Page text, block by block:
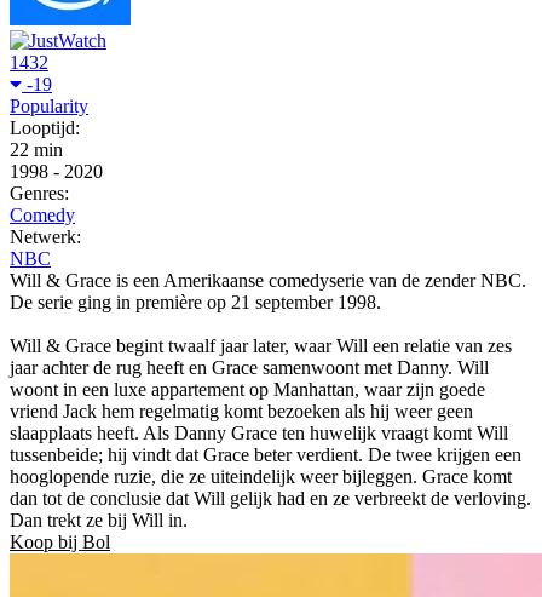
1432
-19
Popularity
Looptijd:
22 min
1998 - 2020
Genres:
Comedy
Netwerk:
NBC
Will & Grace is een Amerikaanse comedyserie van de zender NBC.
De serie ging in première op 21 september 1998.
Will & Grace begint twaalf jaar later, waar Will een relatie van zes
jaar achter de rug heeft en Grace samenwoont met Danny. Will
woont in een luxe appartement op Manhattan, waar zijn goede
vriend Jack hem regelmatig komt bezoeken als hij weer geen
slaapplaats heeft. Als Danny Grace ten huwelijk vraagt komt Will
tussenbeide; hij vindt dat Grace beter verdient. De twee krijgen een
hooglopende ruzie, die ze uiteindelijk weer bijleggen. Grace komt
dan tot de conclusie dat Will gelijk had en ze verbreekt de verloving.
Dan trekt ze bij Will in.
Koop bij Bol